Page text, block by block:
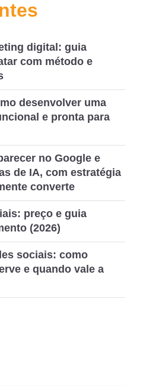
digital: guia
com método e
desenvolver uma
e pronta para
no Google e
de IA, com estratégia
converte
preço e guia
(2026)
sociais: como
e quando vale a